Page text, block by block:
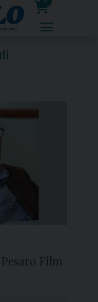
0
prodotti
Film